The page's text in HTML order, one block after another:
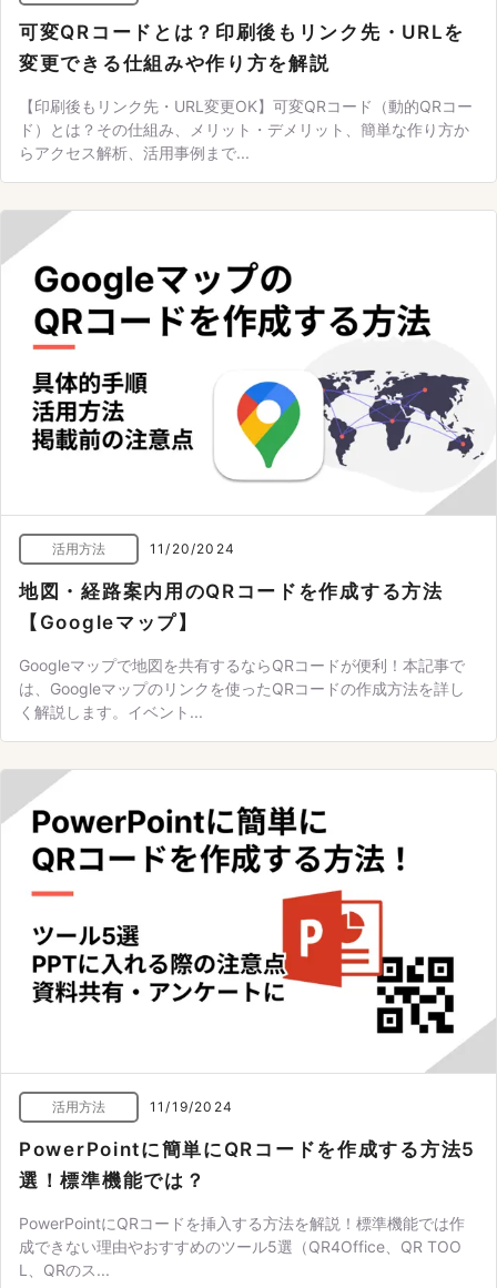
可変QRコードとは？印刷後もリンク先・URLを
変更できる仕組みや作り方を解説
【印刷後もリンク先・URL変更OK】可変QRコード（動的QRコー
ド）とは？その仕組み、メリット・デメリット、簡単な作り方か
らアクセス解析、活用事例まで...
活用方法 11/20/2024
地図・経路案内用のQRコードを作成する方法
【Googleマップ】
Googleマップで地図を共有するならQRコードが便利！本記事で
は、Googleマップのリンクを使ったQRコードの作成方法を詳し
く解説します。イベント...
活用方法 11/19/2024
PowerPointに簡単にQRコードを作成する方法5
選！標準機能では？
PowerPointにQRコードを挿入する方法を解説！標準機能では作
成できない理由やおすすめのツール5選（QR4Office、QR TOO
L、QRのス...